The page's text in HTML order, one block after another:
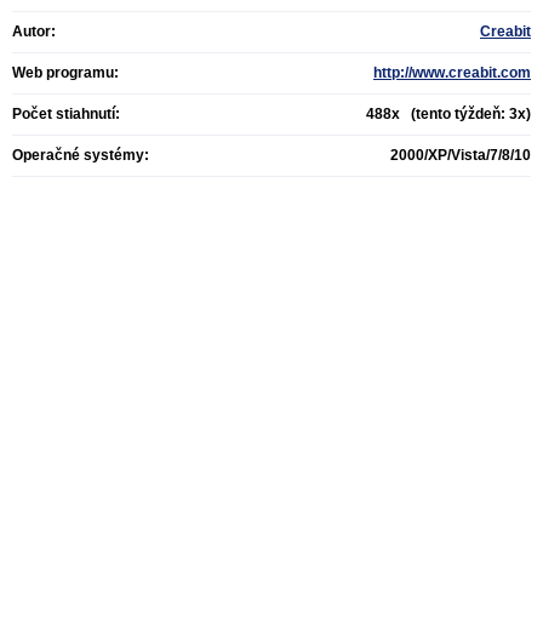
Autor: Creabit
Web programu: http://www.creabit.com
Počet stiahnutí: 488x (tento týždeň: 3x)
Operačné systémy: 2000/XP/Vista/7/8/10